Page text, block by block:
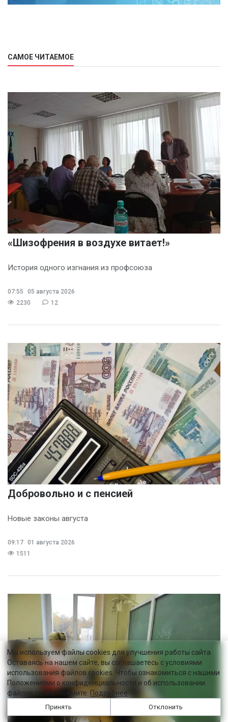
САМОЕ ЧИТАЕМОЕ
«Шизофрения в воздухе витает!»
История одного изгнания из профсоюза
07:55
05 августа 2026
2230
12
Добровольно и с пенсией
Новые законы августа
09:17 01 августа 2026
1511
Мы используем файлы cookies для улучшения работы сайта.
Оставаясь на нашем сайте, вы соглашаетесь с условиями
использования файлов cookies. Чтобы ознакомиться с нашими
Положениями о конфиденциальности и об использовании
файлов cookie нажмите: Подробнее
Принять Отклонить